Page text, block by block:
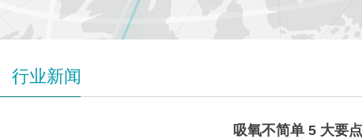
行业新闻
吸氧不简单 5 大要